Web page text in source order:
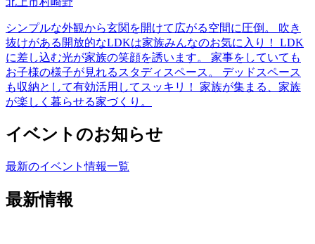
シンプルな外観から玄関を開けて広がる空間に圧倒。 吹き
抜けがある開放的なLDKは家族みんなのお気に入り！ LDK
に差し込む光が家族の笑顔を誘います。 家事をしていても
お子様の様子が見れるスタディスペース。 デッドスペース
も収納として有効活用してスッキリ！ 家族が集まる、家族
が楽しく暮らせる家づくり。
イベントのお知らせ
最新のイベント情報一覧
最新情報